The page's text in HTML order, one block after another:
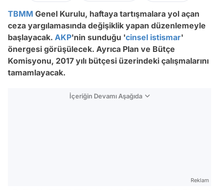
TBMM Genel Kurulu, haftaya tartışmalara yol açan
ceza yargılamasında değişiklik yapan düzenlemeyle
başlayacak. AKP'nin sunduğu 'cinsel istismar'
önergesi görüşülecek. Ayrıca Plan ve Bütçe
Komisyonu, 2017 yılı bütçesi üzerindeki çalışmalarını
tamamlayacak.
İçeriğin Devamı Aşağıda
Reklam